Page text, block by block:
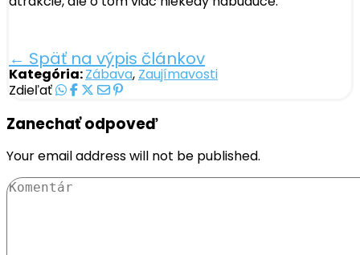
← Späť na výpis článkov
Kategória:Zábava, Zaujímavosti
Zdieľať
Zanechať odpoveď
Your email address will not be published.